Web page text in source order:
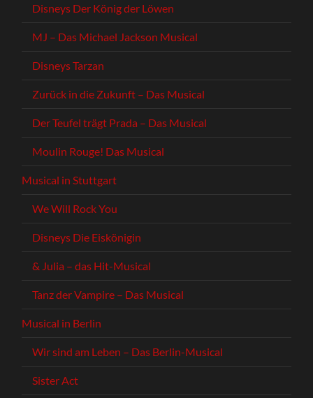
Disneys Der König der Löwen
MJ – Das Michael Jackson Musical
Disneys Tarzan
Zurück in die Zukunft – Das Musical
Der Teufel trägt Prada – Das Musical
Moulin Rouge! Das Musical
Musical in Stuttgart
We Will Rock You
Disneys Die Eiskönigin
& Julia – das Hit-Musical
Tanz der Vampire – Das Musical
Musical in Berlin
Wir sind am Leben – Das Berlin-Musical
Sister Act